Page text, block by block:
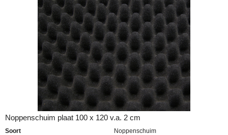
Noppenschuim plaat 100 x 120 v.a. 2 cm
Soort
Noppenschuim